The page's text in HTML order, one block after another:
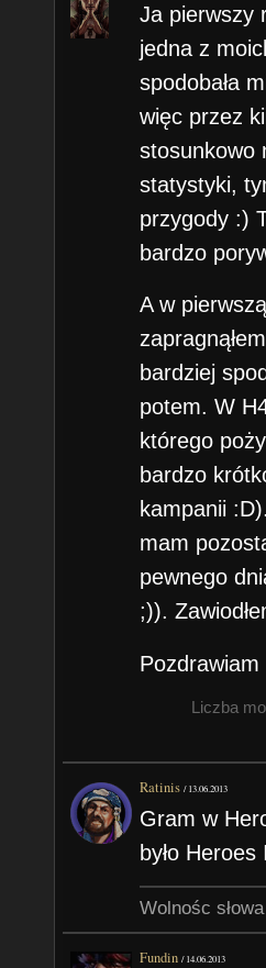
Ja pierwszy
jedna z
spodobała
więc przez
stosunkowo
statystyki,
przygody :)
bardzo
A w
bardziej
potem. W
którego
bardzo
kampanii
mam
pewnego
;)).
Pozdrawiam
Liczba
Ratinis /13.06.2013
Gram w
było
Wolnośc
Fundin /14.06.2013